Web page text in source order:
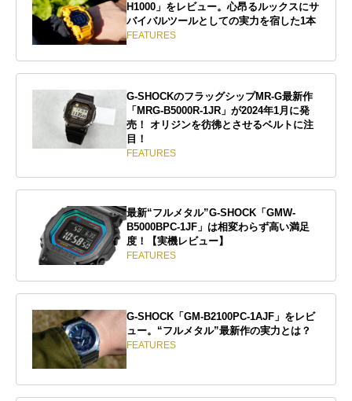
H1000」をレビュー。心昂るルックスにサ
バイバルツールとしての実力を宿した1本
FEATURES
G-SHOCKのフラッグシップMR-G最新作
「MRG-B5000R-1JR」が2024年1月に発
売！ オリジンを彷彿とさせるベルトに注
目！
FEATURES
最新“フルメタル”G-SHOCK「GMW-
B5000BPC-1JF」は相変わらず高い満足
度！【実機レビュー】
FEATURES
G-SHOCK「GM-B2100PC-1AJF」をレビ
ュー。“フルメタル”最新作の実力とは？
FEATURES